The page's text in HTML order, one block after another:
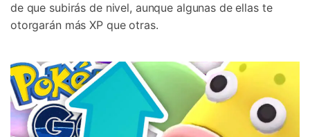
de que subirás de nivel, aunque algunas de ellas te
otorgarán más XP que otras.